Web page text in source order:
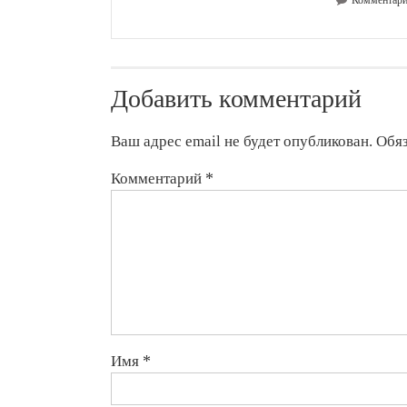
Добавить комментарий
Ваш адрес email не будет опубликован.
Комментарий *
Имя *